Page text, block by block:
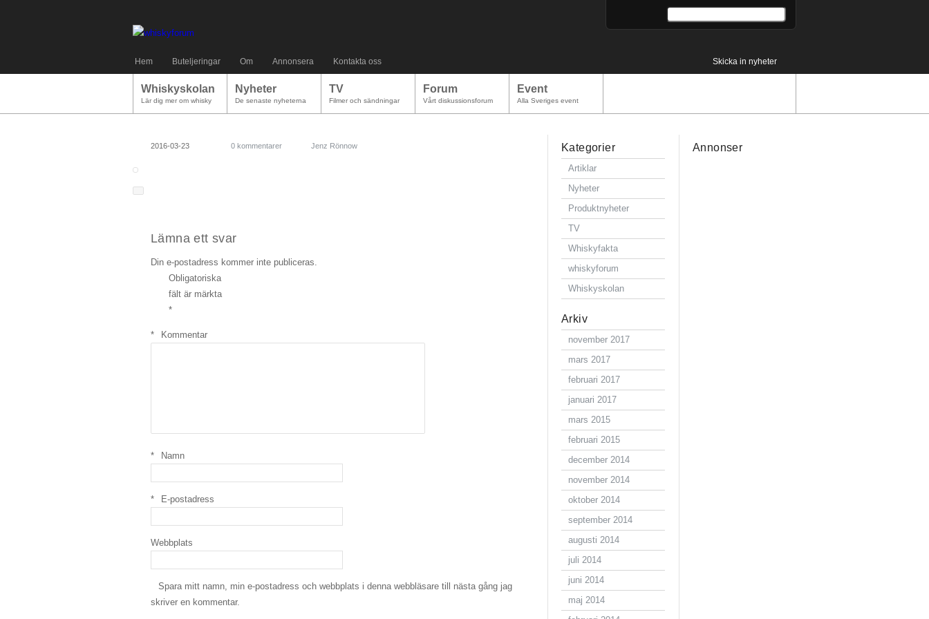
Hem Buteljeringar Om Annonsera Kontakta oss Skicka in nyheter
Whiskyskolan
Lär dig mer om whisky
Nyheter
De senaste nyheterna
TV
Filmer och sändningar
Forum
Vårt diskussionsforum
Event
Alla Sveriges event
2016-03-23 0 kommentarer Jenz Rönnow
Lämna ett svar
Din e-postadress kommer inte publiceras.
Obligatoriska
fält är märkta
*
Kommentar
*
Namn
*
E-postadress
*
Webbplats
Spara mitt namn, min e-postadress och webbplats i denna webbläsare till nästa gång jag
skriver en kommentar.
Kategorier
Artiklar
Nyheter
Produktnyheter
TV
Whiskyfakta
whiskyforum
Whiskyskolan
Arkiv
november 2017
mars 2017
februari 2017
januari 2017
mars 2015
februari 2015
december 2014
november 2014
oktober 2014
september 2014
augusti 2014
juli 2014
juni 2014
maj 2014
Annonser